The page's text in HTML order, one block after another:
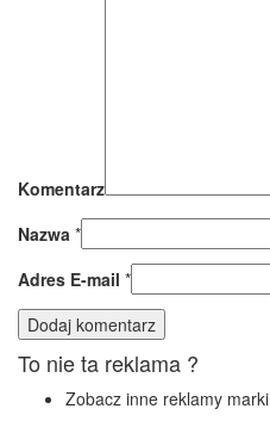
Komentarz
Nazwa *
Adres E-mail *
To nie ta reklama ?
Zobacz inne reklamy marki